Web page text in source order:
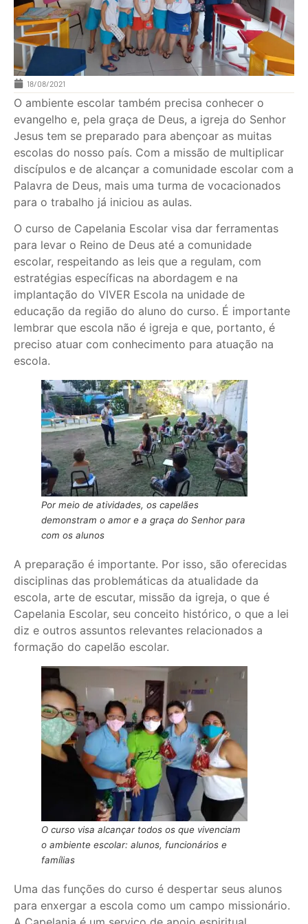
18/08/2021
O ambiente escolar também precisa conhecer o
evangelho e, pela graça de Deus, a igreja do Senhor
Jesus tem se preparado para abençoar as muitas
escolas do nosso país. Com a missão de multiplicar
discípulos e de alcançar a comunidade escolar com a
Palavra de Deus, mais uma turma de vocacionados
para o trabalho já iniciou as aulas.
O curso de Capelania Escolar visa dar ferramentas
para levar o Reino de Deus até a comunidade
escolar, respeitando as leis que a regulam, com
estratégias específicas na abordagem e na
implantação do VIVER Escola na unidade de
educação da região do aluno do curso. É importante
lembrar que escola não é igreja e que, portanto, é
preciso atuar com conhecimento para atuação na
escola.
Por meio de atividades, os capelães
demonstram o amor e a graça do Senhor para
com os alunos
A preparação é importante. Por isso, são oferecidas
disciplinas das problemáticas da atualidade da
escola, arte de escutar, missão da igreja, o que é
Capelania Escolar, seu conceito histórico, o que a lei
diz e outros assuntos relevantes relacionados a
formação do capelão escolar.
O curso visa alcançar todos os que vivenciam
o ambiente escolar: alunos, funcionários e
famílias
Uma das funções do curso é despertar seus alunos
para enxergar a escola como um campo missionário.